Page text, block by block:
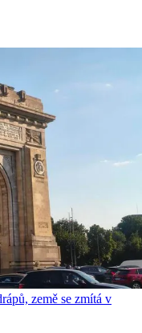
země se zmítá v